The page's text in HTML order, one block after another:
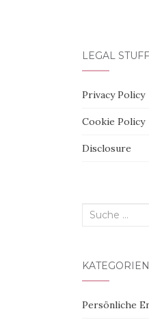
LEGAL STUFF
Privacy Policy
Cookie Policy
Disclosure
Suche
KATEGORIEN
Persönliche